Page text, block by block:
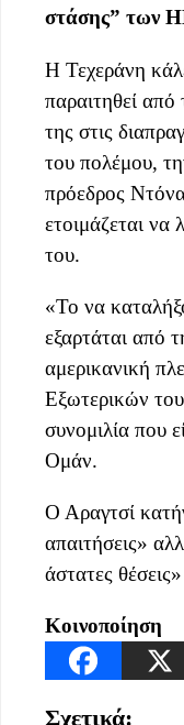
στάσης” των
Η Τεχεράνη
παραιτηθεί από
της στις
του πολέμου,
πρόεδρος
ετοιμάζεται να
του.
«Το να
εξαρτάται από
αμερικανική
Εξωτερικών
συνομιλία που
Ομάν.
Ο Αραγτσί
απαιτήσεις»
άστατες
Κοινοποίηση
Σχετικά: